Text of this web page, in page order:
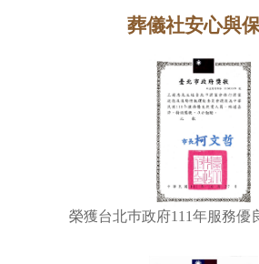
葬儀社安心與
榮獲台北巿政府111年服務優